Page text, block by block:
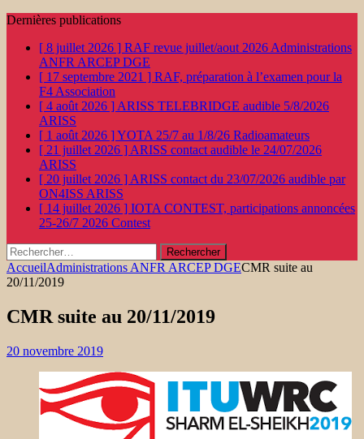
Dernières publications
[ 8 juillet 2026 ] RAF revue juillet/aout 2026 Administrations
ANFR ARCEP DGE
[ 17 septembre 2021 ] RAF, préparation à l’examen pour la
F4 Association
[ 4 août 2026 ] ARISS TELEBRIDGE audible 5/8/2026
ARISS
[ 1 août 2026 ]YOTA 25/7 au 1/8/26 Radioamateurs
[ 21 juillet 2026 ] ARISS contact audible le 24/07/2026
ARISS
[ 20 juillet 2026 ] ARISS contact du 23/07/2026 audible par
ON4ISS ARISS
[ 14 juillet 2026 ] IOTA CONTEST, participations annoncées
25-26/7 2026 Contest
Rechercher :
AccueilAdministrations ANFR ARCEP DGECMR suite au
20/11/2019
CMR suite au 20/11/2019
20 novembre 2019